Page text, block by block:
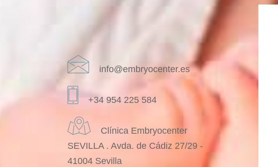
info@embryocenter.es
+34 954 225 584
Clínica Embryocenter
SEVILLA . Avda. de Cádiz 27/29 -
41004 Sevilla